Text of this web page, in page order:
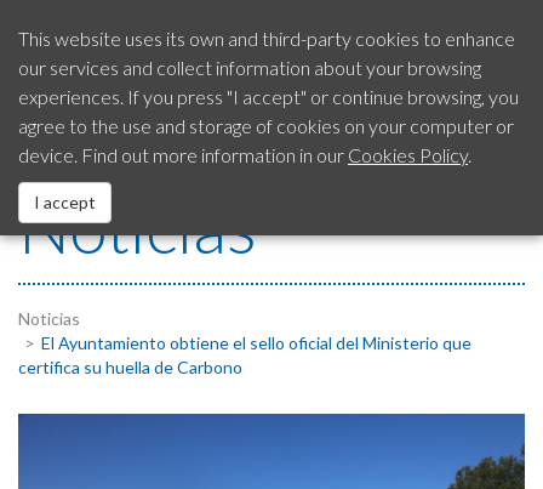
SAC
Citizen’s Advice
Service
954 792 413
Noticias
Noticias
El Ayuntamiento obtiene el sello oficial del Ministerio que
certifica su huella de Carbono
Our City
City Council
EUROPEAN Funds
Fraud Notification System
This website uses its own and third-party cookies to enhance
our services and collect information about your browsing
experiences. If you press "I accept" or continue browsing, you
agree to the use and storage of cookies on your computer or
device. Find out more information in our Cookies Policy.
I accept